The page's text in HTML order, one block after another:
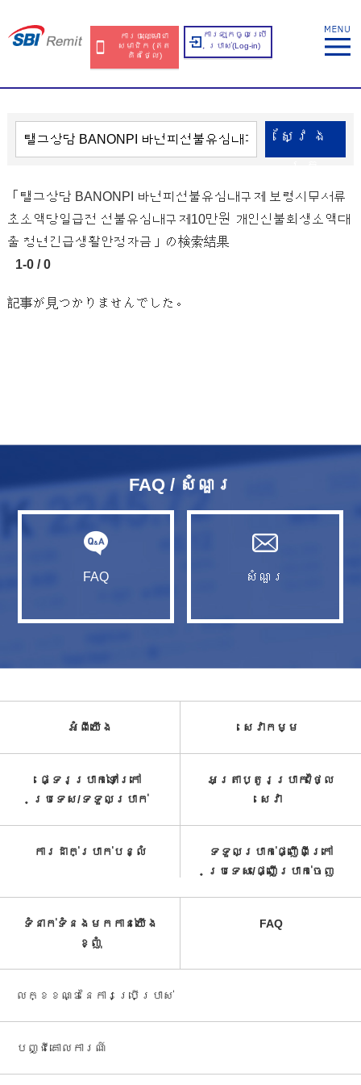
ការចុះឈ្មោះជា
សមាជិក​​ (ឥត​
គិត​ថ្លៃ​)
ការឡុកចូលប្រើ
ប្រាស់​(Log-in)
ស្វែង​
「탤그상담 BANONPI 바넌피선불유심내구제 보령시무서류
초소액당일급전 선불유심내구제10만원 개인신불회생소액대
출 청년긴급생활안정자금」の検索結果
1-0 / 0
記事が見つかりませんでした。
FAQ / សំណួរ​
FAQ សំណួរ​
អំពី​យើង សេវាកម្ម​
ផ្ទេរប្រាក់ទៅក្រៅ
ប្រទេស/ទទួល​ប្រាក់​
អត្រាប្តូរប្រាក់/ថ្លៃ
សេវា​
ការដាក់ប្រាក់បន្លំ
ទទួលប្រាក់ផ្ញើពីក្រៅ
ប្រទេស/ផ្ញើប្រាក់ចេញ
ទំនាក់ទំនងមកកាន់យើង
ខ្ញុំ
FAQ
លក្ខខណ្ឌនៃការប្រើប្រាស់
បញ្ជី​គោលការណ៍